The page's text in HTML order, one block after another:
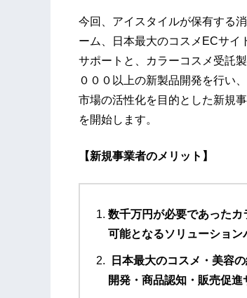
今回、アイスタイルが保有する
ーム、日本最大のコスメECサイ
サポートと、カラーコスメ受託
０００以上の新製品開発を行い
市場の活性化を目的とした新規
を開始します。
【新規事業者のメリット】
数千万円が必要であった
可能となるソリューション
日本最大のコスメ・美容
開発・商品認知・販売促進